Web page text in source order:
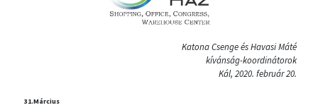
Katona Csenge és Havasi Máté
kívánság-koordinátorok
Kál, 2020. február 20.
31.Március